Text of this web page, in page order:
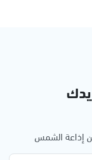
إذاعة الشمس